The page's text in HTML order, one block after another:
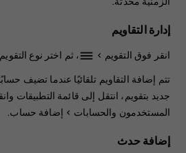
guide
إدارة التقاويم
انقر فوق التقويم >
dehaze، ثم اختر نوع
تتم إضافة التقاويم تلقائيًا عندما تضيف
جديد بتقويم، انتقل إلى ‏قائمة التطبيقات
المستخدمون والحسابات > إضافة حساب.
إضافة حدث